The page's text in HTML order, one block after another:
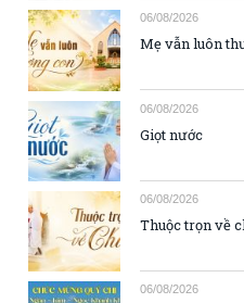
06/08/2026
Mẹ vẫn luôn
06/08/2026
Giọt nước
06/08/2026
Thuộc trọn về
06/08/2026